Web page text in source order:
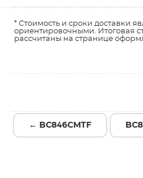
* Стоимость и сроки доставки
ориентировочными. Итоговая
рассчитаны на странице
← BC846CMTF